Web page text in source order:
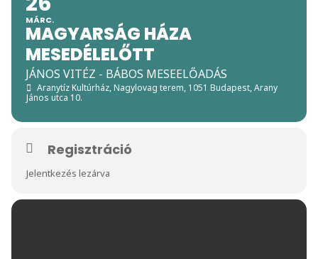
MÁRC.
MAGYARSÁG HÁZA
MESEDÉLELŐTT
JÁNOS VITÉZ - BÁBOS MESEELŐADÁS
Aranytíz Kultúrház, Nagylovag terem, 1051 Budapest, Arany
János utca 10.
Regisztráció
Jelentkezés lezárva